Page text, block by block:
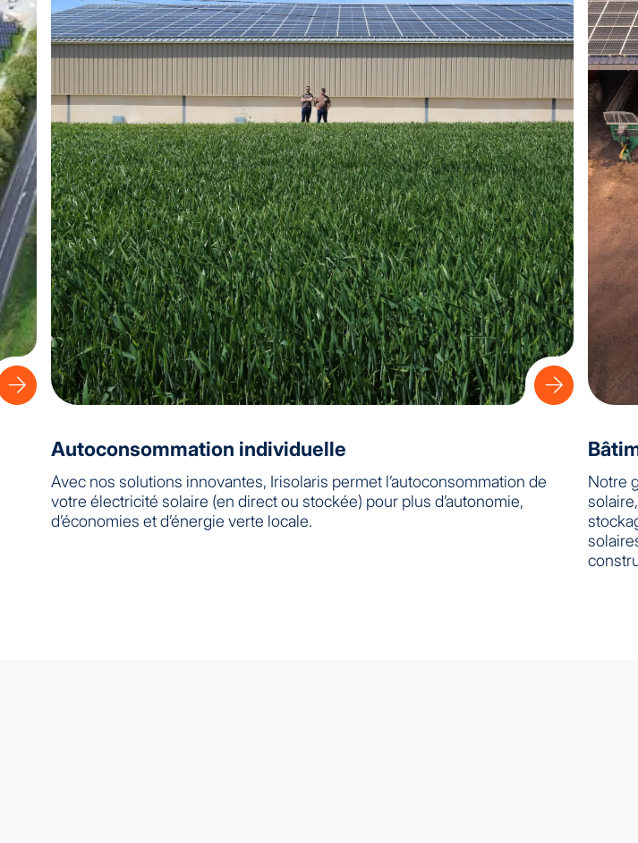
Autoconsommation individuelle
Avec nos solutions innovantes, Irisolaris permet l’autoconsommation de
votre électricité solaire (en direct ou stockée) pour plus d’autonomie,
d’économies et d’énergie verte locale.
Notre